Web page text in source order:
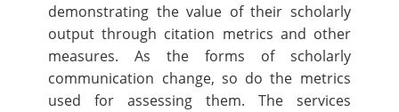
demonstrating the value of their scholarly
output through citation metrics and other
measures. As the forms of scholarly
communication change, so do the metrics
used for assessing them. The services